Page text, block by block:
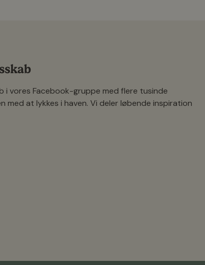
i vores Facebook-gruppe med flere tusinde
at lykkes i haven. Vi deler løbende inspiration